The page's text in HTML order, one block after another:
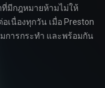
ที่มีกฎหมายห้ามไม่ให้
นื่องทุกวัน เมื่อ Preston
การกระทำ และพร้อมกัน